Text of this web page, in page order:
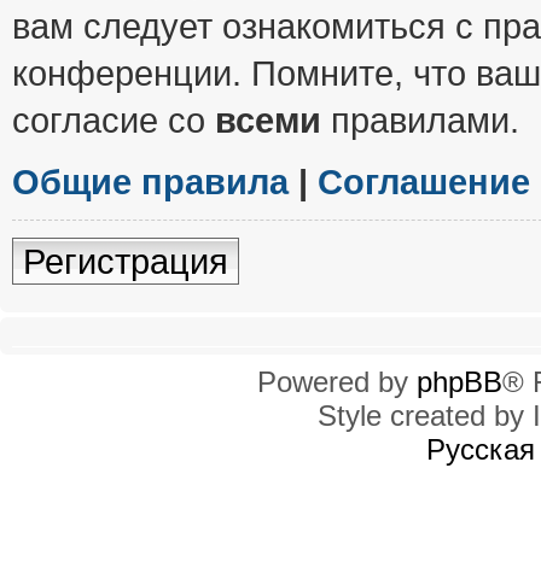
вам следует ознакомиться с
конференции. Помните, что
согласие со всеми правилами.
Общие правила|
Регистрация
Powered by phpBB®
Style created by